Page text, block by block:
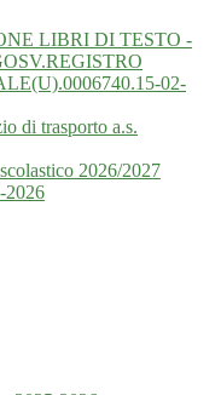
LIBRI DI TESTO -
02-
di trasporto a.s.
2026/2027
2026